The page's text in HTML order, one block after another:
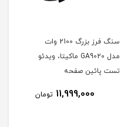
سنگ فرز بزرگ 2100 وات
مدل GA9020 ماکیتا، ویدئو
تست پائین صفحه
11,999,000 تومان